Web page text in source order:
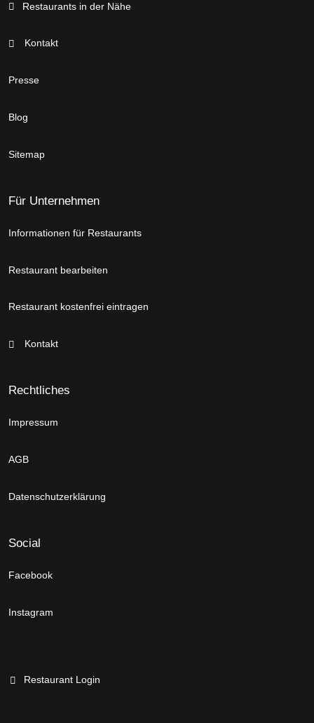
Restaurants in der Nähe
Kontakt
Presse
Blog
Sitemap
Für Unternehmen
Informationen für Restaurants
Restaurant bearbeiten
Restaurant kostenfrei eintragen
Kontakt
Rechtliches
Impressum
AGB
Datenschutzerklärung
Social
Facebook
Instagram
Restaurant Login